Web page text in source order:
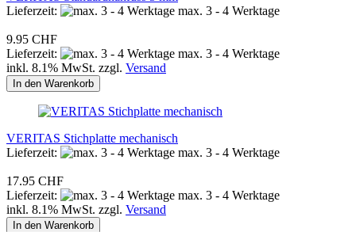
Lieferzeit:
max. 3 - 4 Werktage
9.95 CHF
Lieferzeit:
max. 3 - 4 Werktage
inkl. 8.1% MwSt. zzgl. Versand
In den Warenkorb
VERITAS Stichplatte mechanisch
Lieferzeit:
max. 3 - 4 Werktage
17.95 CHF
Lieferzeit:
max. 3 - 4 Werktage
inkl. 8.1% MwSt. zzgl. Versand
In den Warenkorb